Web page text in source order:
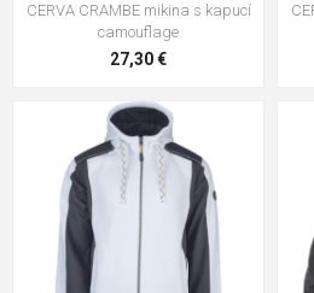
CERVA CRAMBE mikina s kapucí
camouflage
27,30 €